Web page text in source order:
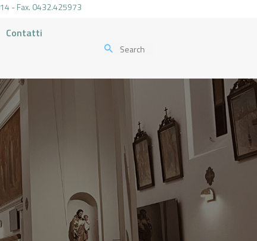
- Fax. 0432.425973
Contatti